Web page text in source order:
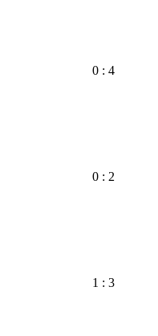
0 : 4
0 : 2
1 : 3